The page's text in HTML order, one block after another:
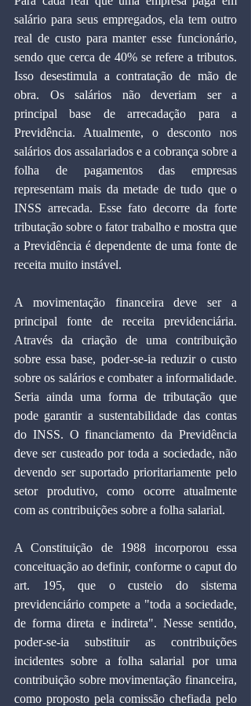
salário para seus empregados, ela tem outro
real de custo para manter esse funcionário,
sendo que cerca de 40% se refere a tributos.
Isso desestimula a contratação de mão de
obra. Os salários não deveriam ser a
principal base de arrecadação para a
Previdência. Atualmente, o desconto nos
salários dos assalariados e a cobrança sobre a
folha de pagamentos das empresas
representam mais da metade de tudo que o
INSS arrecada. Esse fato decorre da forte
tributação sobre o fator trabalho e mostra que
a Previdência é dependente de uma fonte de
receita muito instável.
A movimentação financeira deve ser a
principal fonte de receita previdenciária.
Através da criação de uma contribuição
sobre essa base, poder-se-ia reduzir o custo
sobre os salários e combater a informalidade.
Seria ainda uma forma de tributação que
pode garantir a sustentabilidade das contas
do INSS. O financiamento da Previdência
deve ser custeado por toda a sociedade, não
devendo ser suportado prioritariamente pelo
setor produtivo, como ocorre atualmente
com as contribuições sobre a folha salarial.
A Constituição de 1988 incorporou essa
conceituação ao definir, conforme o caput do
art. 195, que o custeio do sistema
previdenciário compete a "toda a sociedade,
de forma direta e indireta". Nesse sentido,
poder-se-ia substituir as contribuições
incidentes sobre a folha salarial por uma
contribuição sobre movimentação financeira,
como proposto pela comissão chefiada pelo